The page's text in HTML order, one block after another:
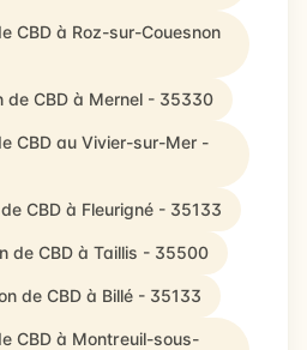
CBD à Roz-sur-Couesnon
de CBD à Mernel - 35330
CBD au Vivier-sur-Mer -
CBD à Fleurigné - 35133
de CBD à Taillis - 35500
de CBD à Billé - 35133
CBD à Montreuil-sous-